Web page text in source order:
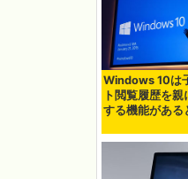
Windows 10は
ト閲覧履歴を
する機能がある